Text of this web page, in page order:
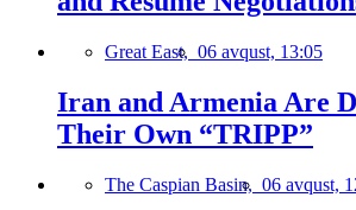
Great East, 06 avqust, 13:05
Iran and Armenia Are
Their Own “TRIPP”
The Caspian Basin, 06 avqust,